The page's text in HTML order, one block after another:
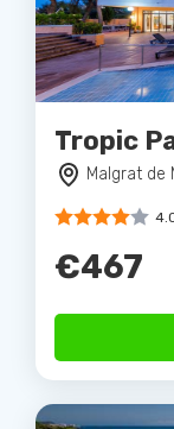
Tropic
Malgrat de
€467